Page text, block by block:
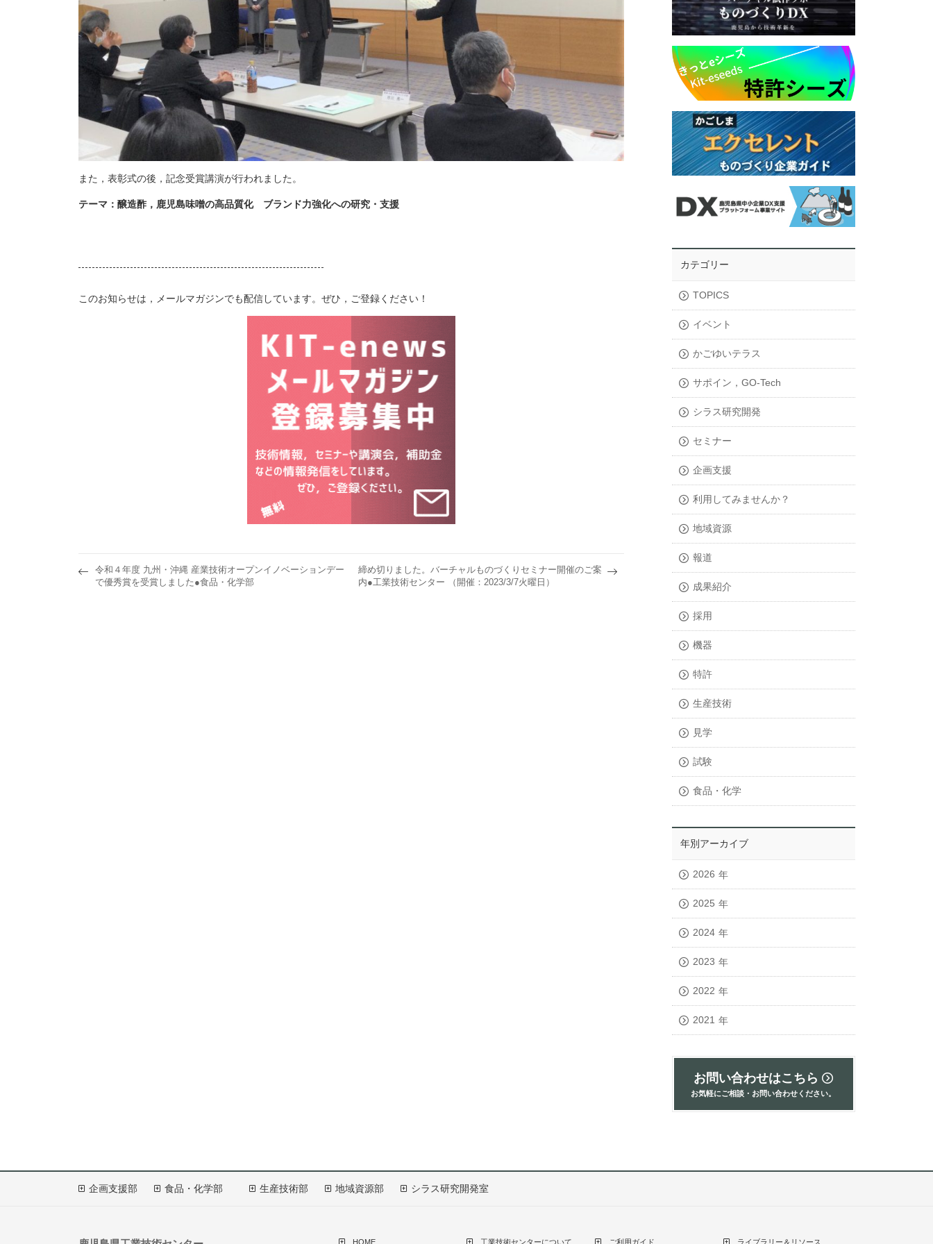
また，表彰式の後，記念受賞講演が行われました。
テーマ：醸造酢，鹿児島味噌の高品質化 ブランド力強化への研究・支援
このお知らせは，メールマガジンでも配信しています。ぜひ，ご登録ください！
令和４年度 九州・沖縄 産業技術オープンイノベーションデー
で優秀賞を受賞しました●食品・化学部
締め切りました。バーチャルものづくりセミナー開催のご案
内●工業技術センター （開催：2023/3/7火曜日）
カテゴリー
TOPICS
イベント
かごゆいテラス
サポイン，GO-Tech
シラス研究開発
セミナー
企画支援
利用してみませんか？
地域資源
報道
成果紹介
採用
機器
特許
生産技術
見学
試験
食品・化学
年別アーカイブ
2026 年
2025 年
2024 年
2023 年
2022 年
2021 年
お問い合わせはこちら
お気軽にご相談・お問い合わせください。
企画支援部 食品・化学部 生産技術部 地域資源部 シラス研究開発室
HOME 工業技術センターについて ご利用ガイド ライブラリー＆リソース